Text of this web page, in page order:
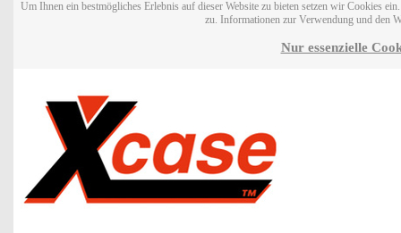
Um Ihnen ein bestmögliches Erlebnis auf dieser Website zu bieten setzen wir Cookies
zu. Informationen zur Verwendung und den
Nur essenzielle